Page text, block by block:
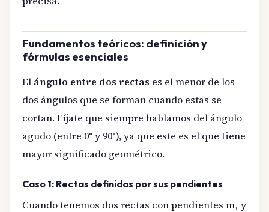
Fundamentos teóricos: definición y
fórmulas esenciales
El ángulo entre dos rectas es el menor de los
dos ángulos que se forman cuando estas se
cortan. Fíjate que siempre hablamos del ángulo
agudo (entre 0° y 90°), ya que este es el que tiene
mayor significado geométrico.
Caso 1: Rectas definidas por sus pendientes
Cuando tenemos dos rectas con pendientes m₁ y